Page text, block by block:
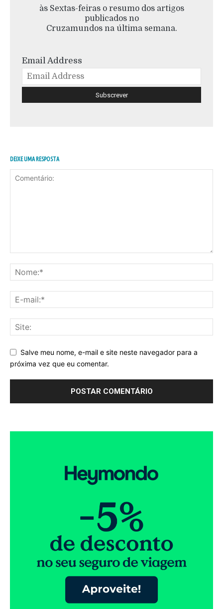
às Sextas-feiras o resumo dos artigos
publicados no
Cruzamundos na última semana.
Email Address
DEIXE UMA RESPOSTA
Salve meu nome, e-mail e site neste navegador para a
próxima vez que eu comentar.